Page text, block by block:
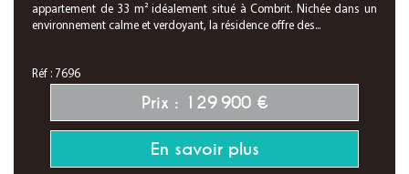
appartement de 33 m² idéalement situé à Combrit. Nichée dans un
environnement calme et verdoyant, la résidence offre des...
Réf : 7696
Prix : 129 900 €
En savoir plus